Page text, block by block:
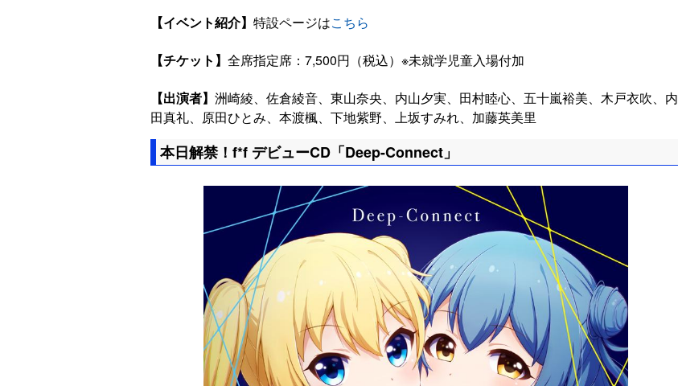
【イベント紹介】 特設ページはこちら
【チケット】 全席指定席：7,500円（税込）※未就学児童入場付加
【出演者】 洲崎綾、佐倉綾音、東山奈央、内山夕実、田村睦心、五十嵐裕美、木戸衣吹、内
田真礼、原田ひとみ、本渡楓、下地紫野、上坂すみれ、加藤英美里
本日解禁！f*f デビューCD「Deep-Connect」